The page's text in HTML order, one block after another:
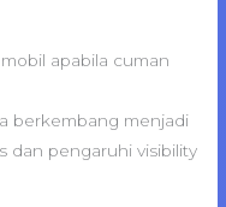
apabila cuman
berkembang menjadi
dan pengaruhi visibility